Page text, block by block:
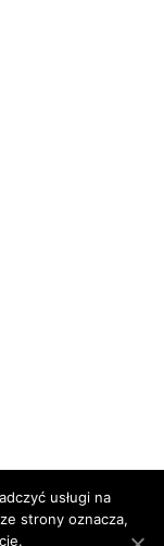
usługi na
strony oznacza,